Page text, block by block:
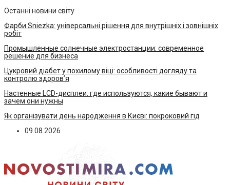
Останні новини світу
Фарби Sniezka: універсальні рішення для внутрішніх і зовнішніх
робіт
Промышленные солнечные электростанции: современное
решение для бизнеса
Цукровий діабет у похилому віці: особливості догляду та
контролю здоров’я
Настенные LCD-дисплеи: где используются, какие бывают и
зачем они нужны
Як організувати день народження в Києві: покроковий гід
09.08.2026